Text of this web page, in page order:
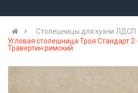
Cтолешницы для кухни ЛДСП
Угловая столешница Троя Стандарт
Травертин римский